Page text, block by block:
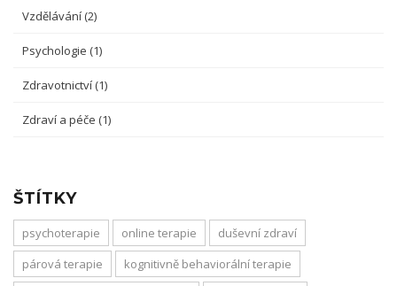
Vzdělávání (2)
Psychologie (1)
Zdravotnictví (1)
Zdraví a péče (1)
ŠTÍTKY
psychoterapie online terapie
duševní zdraví
párová terapie
kognitivně behaviorální terapie